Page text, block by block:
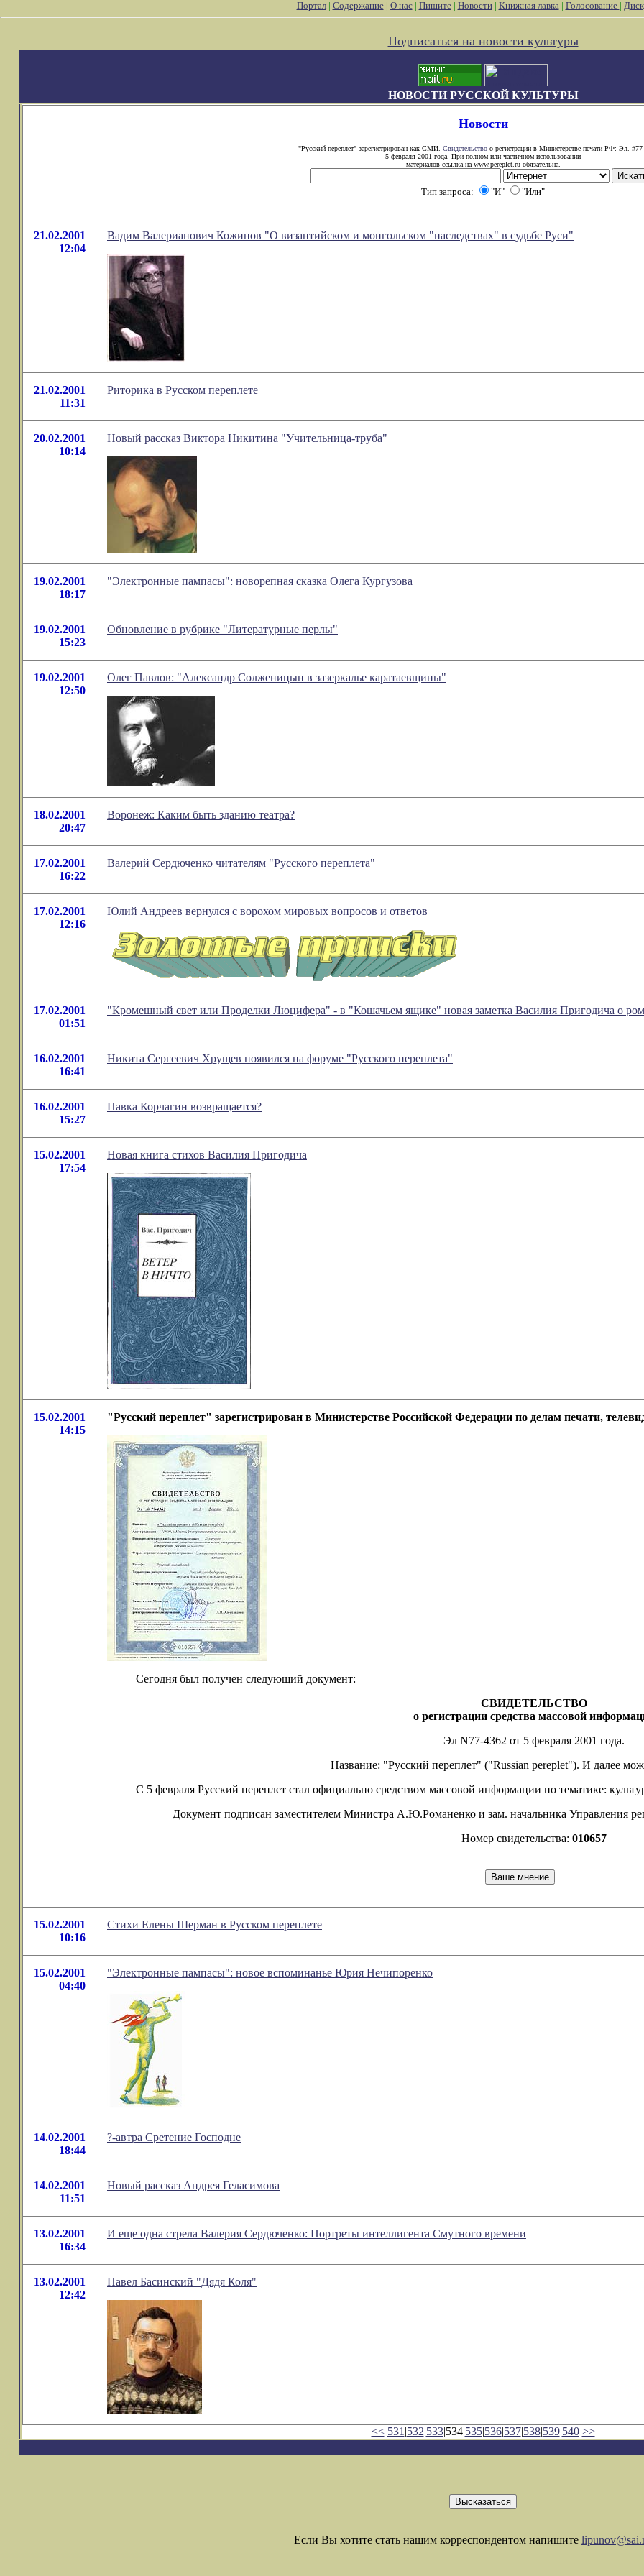
Портал| Содержание| О нас| Пишите| Новости| Книжная лавка| Голосование |
Подписаться на новости культуры
НОВОСТИ РУССКОЙ КУЛЬТУРЫ
Новости
"Русский переплет" зарегистрирован как СМИ. Свидетельство о регистрации в Министерстве печати РФ: Эл.
5 февраля 2001 года. При полном или частичном использовании
материалов ссылка на www.pereplet.ru обязательна.
Тип запроса: "И" "Или"
21.02.2001
12:04
Вадим Валерианович Кожинов "О византийском и монгольском "наследствах" в судьбе Руси"
21.02.2001
11:31
Риторика в Русском переплете
20.02.2001
10:14
Новый рассказ Виктора Никитина "Учительница-труба"
19.02.2001
18:17
"Электронные пампасы": новорепная сказка Олега Кургузова
19.02.2001
15:23
Обновление в рубрике "Литературные перлы"
19.02.2001
12:50
Олег Павлов: "Александр Солженицын в зазеркалье каратаевщины"
18.02.2001
20:47
Воронеж: Каким быть зданию театра?
17.02.2001
16:22
Валерий Сердюченко читателям "Русского переплета"
17.02.2001
12:16
Юлий Андреев вернулся с ворохом мировых вопросов и ответов
17.02.2001
01:51
"Кромешный свет или Проделки Люцифера" - в "Кошачьем ящике" новая заметка Василия Пригодича о
16.02.2001
16:41
Никита Сергеевич Хрущев появился на форуме "Русского переплета"
16.02.2001
15:27
Павка Корчагин возвращается?
15.02.2001
17:54
Новая книга стихов Василия Пригодича
15.02.2001
14:15
"Русский переплет" зарегистрирован в Министерстве Российской Федерации по делам печати,
Сегодня был получен следующий документ:
СВИДЕТЕЛЬСТВО
о регистрации средства массовой
Эл N77-4362 от 5 февраля 2001 года.
Название: "Русский переплет" ("Russian pereplet"). И далее
С 5 февраля Русский переплет стал официально средством массовой информации по тематике:
Документ подписан заместителем Министра А.Ю.Романенко и зам. начальника Управления
Номер свидетельства: 010657
15.02.2001
10:16
Стихи Елены Шерман в Русском переплете
15.02.2001
04:40
"Электронные пампасы": новое вспоминанье Юрия Нечипоренко
14.02.2001
18:44
?-автра Сретение Господне
14.02.2001
11:51
Новый рассказ Андрея Геласимова
13.02.2001
16:34
И еще одна стрела Валерия Сердюченко: Портреты интеллигента Смутного времени
13.02.2001
12:42
Павел Басинский "Дядя Коля"
<< 531 |532|533|534|535|536|537|538|539|540 >>
Если Вы хотите стать нашим корреспондентом напишите